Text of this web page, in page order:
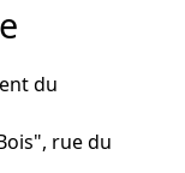
du
rue du